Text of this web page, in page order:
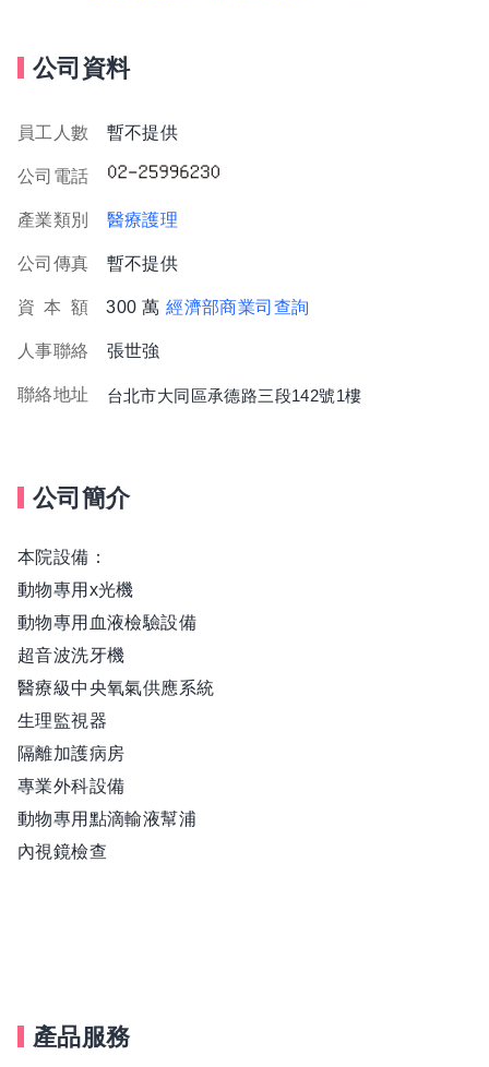
公司資料
員工人數 暫不提供
公司電話
產業類別 醫療護理
公司傳真 暫不提供
資 本 額 300 萬 經濟部商業司查詢
人事聯絡 張世強
聯絡地址 台北市大同區承德路三段142號1樓
公司簡介
本院設備：
動物專用x光機
動物專用血液檢驗設備
超音波洗牙機
醫療級中央氧氣供應系統
生理監視器
隔離加護病房
專業外科設備
動物專用點滴輸液幫浦
內視鏡檢查
產品服務